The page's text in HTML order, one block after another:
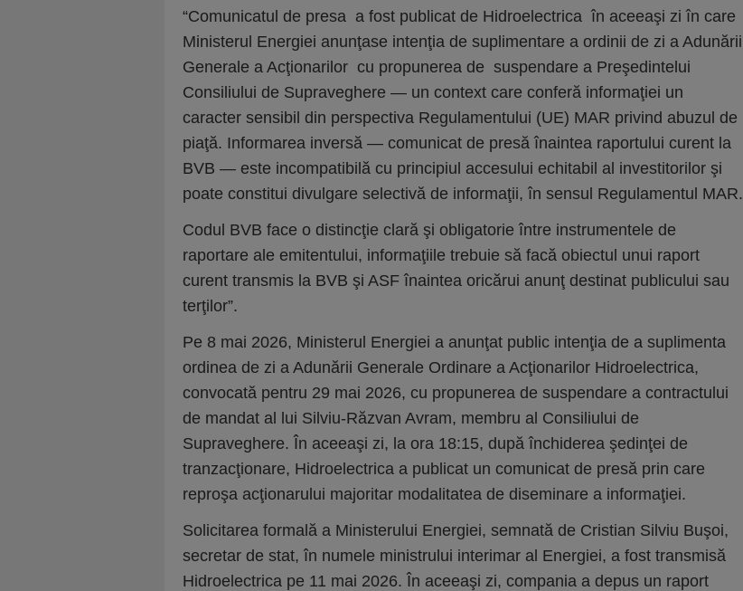
“Comunicatul de presa a fost publicat de Hidroelectrica în aceeaşi zi în care
Ministerul Energiei anunţase intenţia de suplimentare a ordinii de zi a Adunării
Generale a Acţionarilor cu propunerea de suspendare a Preşedintelui
Consiliului de Supraveghere — un context care conferă informaţiei un
caracter sensibil din perspectiva Regulamentului (UE) MAR privind abuzul de
piaţă. Informarea inversă — comunicat de presă înaintea raportului curent la
BVB — este incompatibilă cu principiul accesului echitabil al investitorilor şi
poate constitui divulgare selectivă de informaţii, în sensul Regulamentul MAR.
Codul BVB face o distincţie clară şi obligatorie între instrumentele de
raportare ale emitentului, informaţiile trebuie să facă obiectul unui raport
curent transmis la BVB şi ASF înaintea oricărui anunţ destinat publicului sau
terţilor”.
Pe 8 mai 2026, Ministerul Energiei a anunţat public intenţia de a suplimenta
ordinea de zi a Adunării Generale Ordinare a Acţionarilor Hidroelectrica,
convocată pentru 29 mai 2026, cu propunerea de suspendare a contractului
de mandat al lui Silviu-Răzvan Avram, membru al Consiliului de
Supraveghere. În aceeaşi zi, la ora 18:15, după închiderea şedinţei de
tranzacţionare, Hidroelectrica a publicat un comunicat de presă prin care
reproşa acţionarului majoritar modalitatea de diseminare a informaţiei.
Solicitarea formală a Ministerului Energiei, semnată de Cristian Silviu Buşoi,
secretar de stat, în numele ministrului interimar al Energiei, a fost transmisă
Hidroelectrica pe 11 mai 2026. În aceeaşi zi, compania a depus un raport